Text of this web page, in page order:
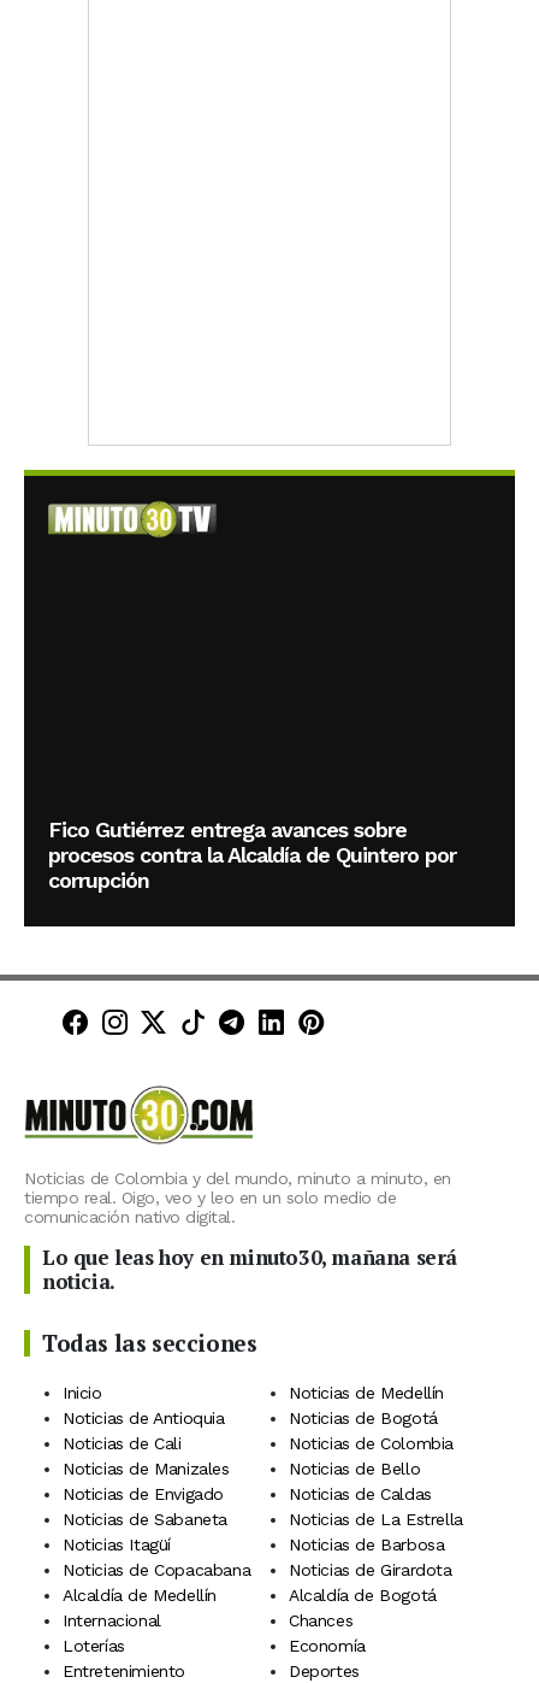
Fico Gutiérrez entrega avances sobre
procesos contra la Alcaldía de Quintero por
corrupción
Minuto30 en Facebook
Minuto30 en Instagram
Minuto30 en X (Twitter)
Minuto30 en TikTok
Canal de Minuto30 en
Minuto30 en LinkedIn
Minuto30 en
Noticias de Colombia y del mundo, minuto a minuto, en
tiempo real. Oigo, veo y leo en un solo medio de
comunicación nativo digital.
Lo que leas hoy en minuto30, mañana será
noticia.
Todas las secciones
Inicio
Noticias de Medellín
Noticias de Antioquia
Noticias de Bogotá
Noticias de Cali
Noticias de Colombia
Noticias de Manizales
Noticias de Bello
Noticias de Envigado
Noticias de Caldas
Noticias de Sabaneta
Noticias de La Estrella
Noticias Itagüí
Noticias de Barbosa
Noticias de Copacabana
Noticias de Girardota
Alcaldía de Medellín
Alcaldía de Bogotá
Internacional
Chances
Loterías
Economía
Entretenimiento
Deportes